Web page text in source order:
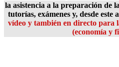
la asistencia a la preparación de
tutorías, exámenes y, desde este
vídeo y también en directo para
(economía y